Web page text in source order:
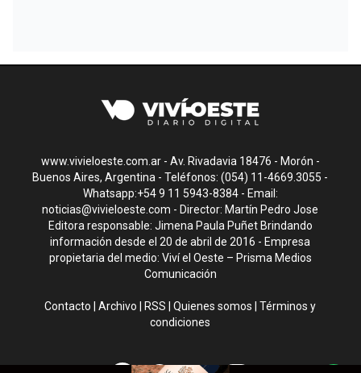
www.vivieloeste.com.ar - Av. Rivadavia 18476 - Morón -
Buenos Aires, Argentina - Teléfonos: (054) 11-4669.3055 -
Whatsapp:+54 9 11 5943-8384 - Email:
noticias@vivieloeste.com - Director: Martín Pedro Jose
Editora responsable: Jimena Paula Puñet Brindando
información desde el 20 de abril de 2016 - Empresa
propietaria del medio: Viví el Oeste – Prisma Medios
Comunicación
Contacto |Archivo |RSS |Quienes somos |Términos y
condiciones